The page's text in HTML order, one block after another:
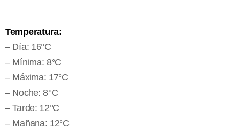
Temperatura:
– Día: 16°C
– Mínima: 8°C
– Máxima: 17°C
– Noche: 8°C
– Tarde: 12°C
– Mañana: 12°C